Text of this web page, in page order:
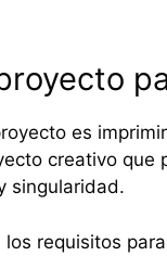
es
creativo que
singularidad.
requisitos